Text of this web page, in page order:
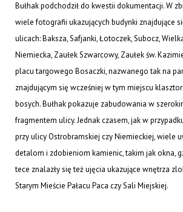
Bułhak podchodził do kwestii dokumentacji. W
wiele fotografii ukazujących budynki znajdujące
ulicach: Baksza, Safjanki, Łotoczek, Subocz,
Niemiecka, Zaułek Szwarcowy, Zaułek św.
placu targowego Bosaczki, nazwanego tak na
znajdującym się wcześniej w tym miejscu
bosych. Bułhak pokazuje zabudowania w
fragmentem ulicy. Jednak czasem, jak w
przy ulicy Ostrobramskiej czy Niemieckiej, wiele
detalom i zdobieniom kamienic, takim jak okna,
tece znalazły się też ujęcia ukazujące wnętrza
Starym Mieście Pałacu Paca czy Sali Miejskiej.